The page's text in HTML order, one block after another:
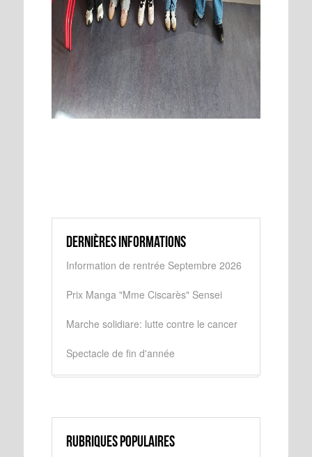
Dernières informations
Information de rentrée Septembre 2026
Prix Manga "Mme Ciscarès" Sensei
Marche solidiare: lutte contre le cancer
Spectacle de fin d'année
Rubriques populaires